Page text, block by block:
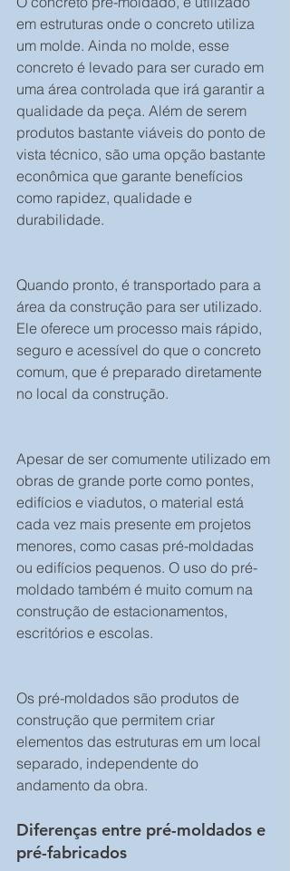
em estruturas onde o concreto utiliza
um molde. Ainda no molde, esse
concreto é levado para ser curado em
uma área controlada que irá garantir a
qualidade da peça. Além de serem
produtos bastante viáveis do ponto de
vista técnico, são uma opção bastante
econômica que garante benefícios
como rapidez, qualidade e
durabilidade.
Quando pronto, é transportado para a
área da construção para ser utilizado.
Ele oferece um processo mais rápido,
seguro e acessível do que o concreto
comum, que é preparado diretamente
no local da construção.
Apesar de ser comumente utilizado em
obras de grande porte como pontes,
edifícios e viadutos, o material está
cada vez mais presente em projetos
menores, como casas pré-moldadas
ou edifícios pequenos. O uso do pré-
moldado também é muito comum na
construção de estacionamentos,
escritórios e escolas.
Os pré-moldados são produtos de
construção que permitem criar
elementos das estruturas em um local
separado, independente do
andamento da obra.
Diferenças entre pré-moldados e
pré-fabricados